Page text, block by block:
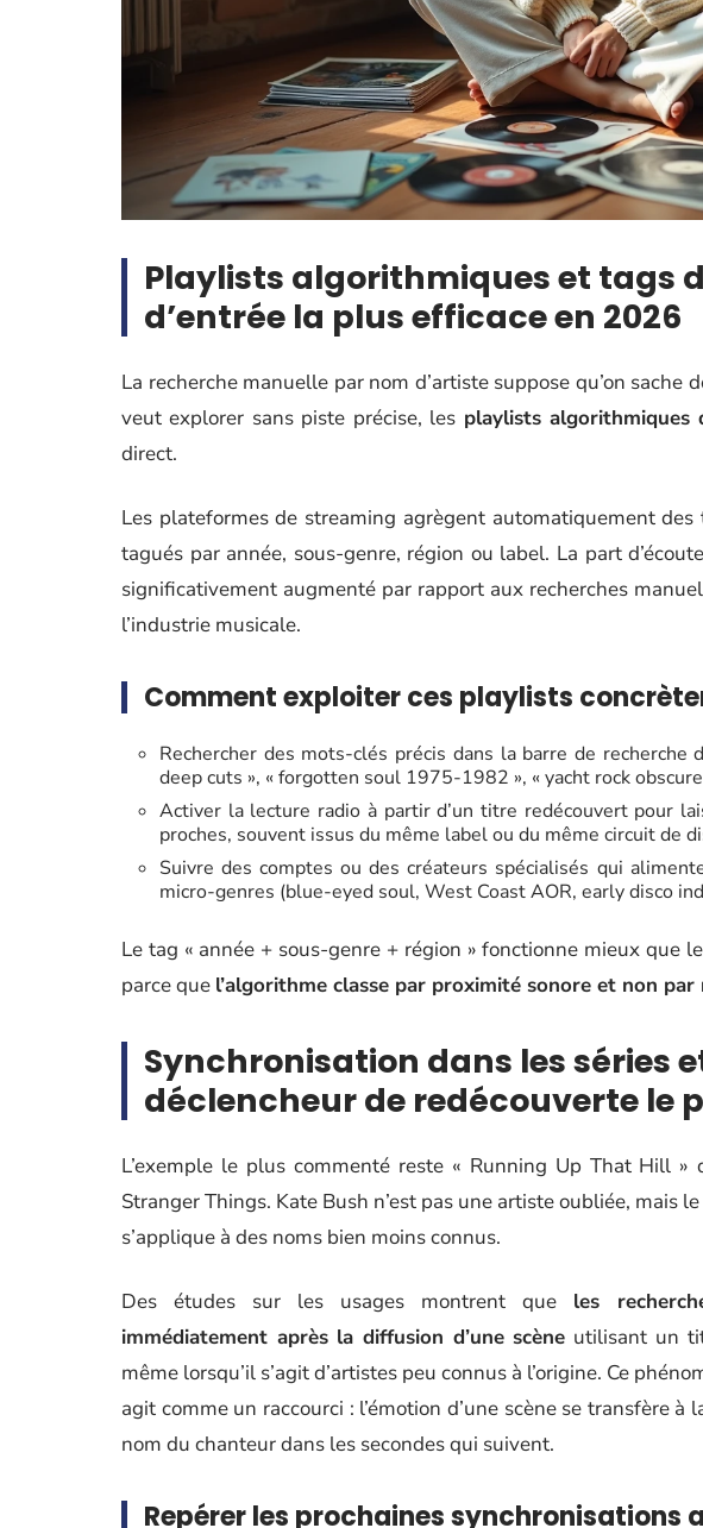
Playlists algorithmiques et tags
d’entrée la plus efficace en 2026
La recherche manuelle par nom d’artiste suppose qu’on sache
veut explorer sans piste précise, les playlists algorithmiques
direct.
Les plateformes de streaming agrègent automatiquement
tagués par année, sous-genre, région ou label. La part
significativement augmenté par rapport aux recherches
l’industrie musicale.
Comment exploiter ces playlists
Rechercher des mots-clés précis dans la barre de
deep cuts », « forgotten soul 1975-1982 », « yacht rock
Activer la lecture radio à partir d’un titre redécouvert pour
proches, souvent issus du même label ou du même circuit de
Suivre des comptes ou des créateurs spécialisés qui
micro-genres (blue-eyed soul, West Coast AOR, early disco
Le tag « année + sous-genre + région » fonctionne mieux que
parce que l’algorithme classe par proximité sonore et non
Synchronisation dans les séries
déclencheur de redécouverte le
L’exemple le plus commenté reste « Running Up That Hill
Stranger Things. Kate Bush n’est pas une artiste oubliée, mais
s’applique à des noms bien moins connus.
Des études sur les usages montrent que les
immédiatement après la diffusion d’une scène utilisant un
même lorsqu’il s’agit d’artistes peu connus à l’origine. Ce
agit comme un raccourci : l’émotion d’une scène se transfère à
nom du chanteur dans les secondes qui suivent.
Repérer les prochaines synchronisations